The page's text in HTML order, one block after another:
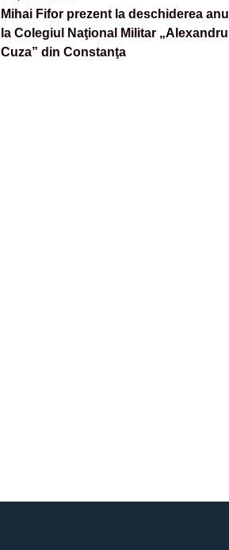
Mihai Fifor prezent la deschiderea
la Colegiul Naţional Militar
Cuza” din Constanţa